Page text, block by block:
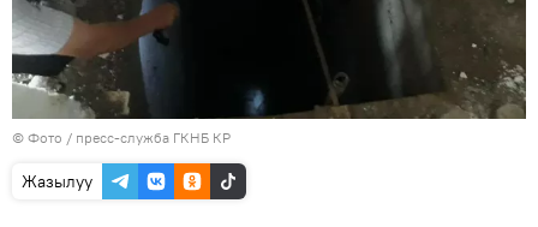
© Фото / пресс-служба ГКНБ КР
Жазылуу